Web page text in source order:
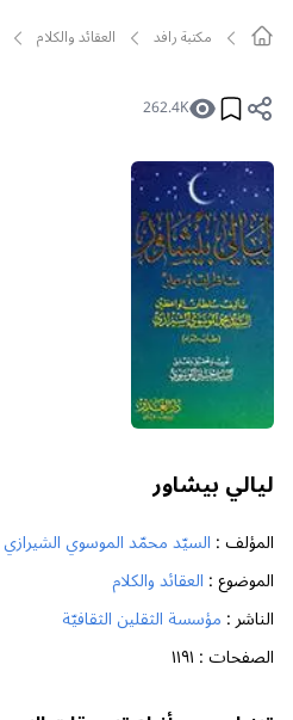
مکتبة رافد العقائد والكلام
262.4K
ليالي بيشاور
المؤلف : السيّد محمّد الموسوي الشيرازي
الموضوع : العقائد والكلام
الناشر : مؤسسة الثقلين الثقافيّة
الصفحات : ١١٩١